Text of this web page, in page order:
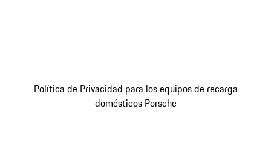
Política de Privacidad para los equipos de recarga
domésticos Porsche